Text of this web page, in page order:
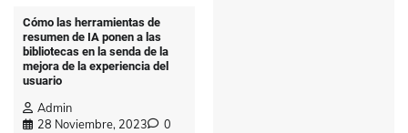
Cómo las herramientas de
resumen de IA ponen a las
bibliotecas en la senda de la
mejora de la experiencia del
usuario
Admin
28 Noviembre, 2023
0